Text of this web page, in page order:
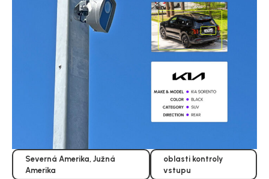
Severná Amerika, Južná
Amerika
oblasti kontroly
vstupu